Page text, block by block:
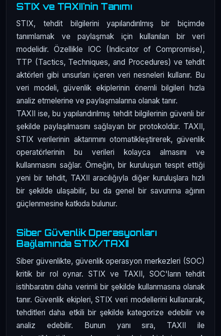
STIX ve TAXII'nin Tanımı
STIX, tehdit bilgilerini yapılandırılmış bir biçimde
tanımlamak ve paylaşmak için kullanılan bir veri
modelidir. Özellikle IOC (Indicator of Compromise),
TTP (Tactics, Techniques, and Procedures) ve tehdit
aktörleri gibi unsurları içeren veri nesneleri kullanır. Bu
veri modeli, güvenlik ekiplerinin önemli bilgileri hızla
analiz etmelerine ve paylaşmalarına olanak tanır.
TAXII ise, bu yapılandırılmış tehdit bilgilerinin güvenli bir
şekilde paylaşılmasını sağlayan bir protokoldür. TAXII,
STIX verilerinin aktarımını otomatikleştirerek, güvenlik
operatörlerinin bu verileri kolayca almasını ve
kullanmasını sağlar. Örneğin, bir kuruluşun tespit ettiği
yeni bir tehdit, TAXII aracılığıyla diğer kuruluşlara hızlı
bir şekilde ulaşabilir, bu da genel bir savunma ağının
güçlenmesine katkıda bulunur.
Siber Güvenlik Operasyonları
Bağlamında STIX/TAXII
Siber güvenlikte, güvenlik operasyon merkezleri (SOC)
kritik bir rol oynar. STIX ve TAXII, SOC'ların tehdit
istihbaratını daha verimli bir şekilde kullanmasına olanak
tanır. Güvenlik ekipleri, STIX veri modellerini kullanarak,
tehditleri daha etkili bir şekilde kategorize edebilir ve
analiz edebilir. Bunun yanı sıra, TAXII ile